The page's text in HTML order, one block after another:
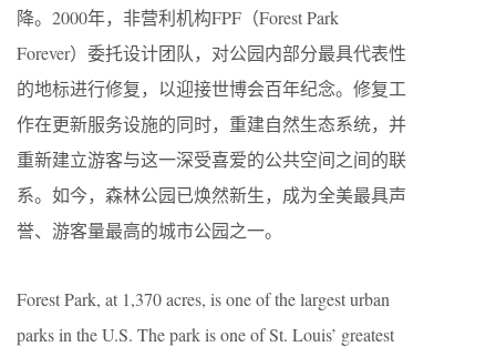
降。2000年，非营利机构FPF（Forest Park
Forever）委托设计团队，对公园内部分最具代表性
的地标进行修复，以迎接世博会百年纪念。修复工
作在更新服务设施的同时，重建自然生态系统，并
重新建立游客与这一深受喜爱的公共空间之间的联
系。如今，森林公园已焕然新生，成为全美最具声
誉、游客量最高的城市公园之一。
Forest Park, at 1,370 acres, is one of the largest urban
parks in the U.S. The park is one of St. Louis’ greatest